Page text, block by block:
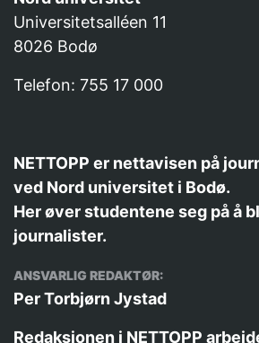
Universitetsalléen 11
8026 Bodø
Telefon: 755 17 000
NETTOPP er nettavisen på
ved Nord universitet i Bodø.
Her øver studentene seg på å
journalister.
ANSVARLIG REDAKTØR:
Per Torbjørn Jystad
Redaksjonen i NETTOPP